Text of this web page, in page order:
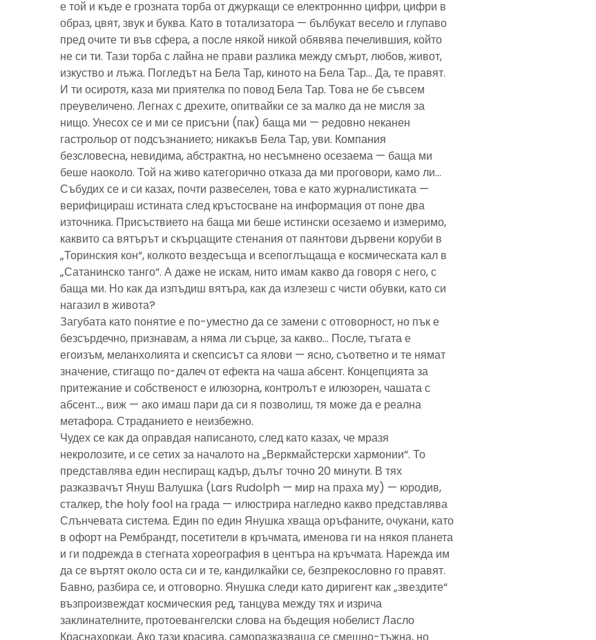
е той и къде е грозната торба от джуркащи се електроннно цифри, цифри в
образ, цвят, звук и буква. Като в тотализатора — бълбукат весело и глупаво
пред очите ти във сфера, а после някой никой обявява печелившия, който
не си ти. Тази торба с лайна не прави разлика между смърт, любов, живот,
изкуство и лъжа. Погледът на Бела Тар, киното на Бела Тар… Да, те правят.
И ти осиротя, каза ми приятелка по повод Бела Тар. Това не бе съвсем
преувеличено. Легнах с дрехите, опитвайки се за малко да не мисля за
нищо. Унесох се и ми се присъни (пак) баща ми — редовно неканен
гастрольор от подсъзнанието; никакъв Бела Тар, уви. Компания
безсловесна, невидима, абстрактна, но несъмнено осезаема — баща ми
беше наоколо. Той на живо категорично отказа да ми проговори, камо ли…
Събудих се и си казах, почти развеселен, това е като журналистиката —
верифицираш истината след кръстосване на информация от поне два
източника. Присъствието на баща ми беше истински осезаемо и измеримо,
каквито са вятърът и скърцащите стенания от паянтови дървени коруби в
„Торинския кон“, колкото вездесъща и всепоглъщаща е космическата кал в
„Сатанинско танго“. А даже не искам, нито имам какво да говоря с него, с
баща ми. Но как да изпъдиш вятъра, как да излезеш с чисти обувки, като си
нагазил в живота?
Загубата като понятие е по-уместно да се замени с отговорност, но пък е
безсърдечно, признавам, а няма ли сърце, за какво… После, тъгата е
егоизъм, меланхолията и скепсисът са ялови — ясно, съответно и те нямат
значение, стигащо по-далеч от ефекта на чаша абсент. Концепцията за
притежание и собственост е илюзорна, контролът е илюзорен, чашата с
абсент…, виж — ако имаш пари да си я позволиш, тя може да е реална
метафора. Страданието е неизбежно.
Чудех се как да оправдая написаното, след като казах, че мразя
некролозите, и се сетих за началото на „Веркмайстерски хармонии“. То
представлява един неспиращ кадър, дълъг точно 20 минути. В тях
разказвачът Януш Валушка (Lars Rudolph — мир на праха му) — юродив,
сталкер, the holy fool на града — илюстрира нагледно какво представлява
Слънчевата система. Един по един Янушка хваща оръфаните, очукани, като
в офорт на Рембрандт, посетители в кръчмата, именова ги на някоя планета
и ги подрежда в стегната хореография в центъра на кръчмата. Нарежда им
да се въртят около оста си и те, кандилкайки се, безпрекословно го правят.
Бавно, разбира се, и отговорно. Янушка следи като диригент как „звездите“
възпроизвеждат космическия ред, танцува между тях и изрича
заклинателните, протоевангелски слова на бъдещия нобелист Ласло